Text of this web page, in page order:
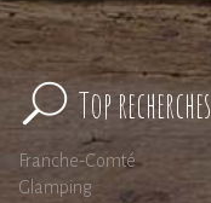
Top recherches
Franche-Comté
Glamping